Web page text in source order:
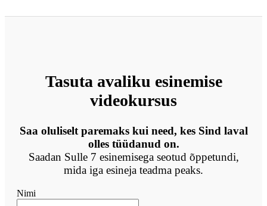
Tasuta avaliku esinemise
videokursus
Saa oluliselt paremaks kui need, kes Sind laval
olles tüüdanud on.
Saadan Sulle 7 esinemisega seotud õppetundi,
mida iga esineja teadma peaks.
Nimi